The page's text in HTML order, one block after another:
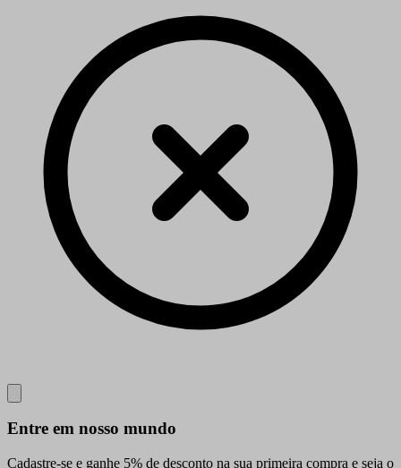
Entre em nosso mundo
Cadastre-se e ganhe 5% de desconto na sua primeira compra e seja o